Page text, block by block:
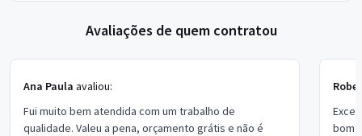
Avaliações de quem contratou
Ana Paula avaliou:
Fui muito bem atendida com um trabalho de
qualidade. Valeu a pena, orçamento grátis e não é
bom